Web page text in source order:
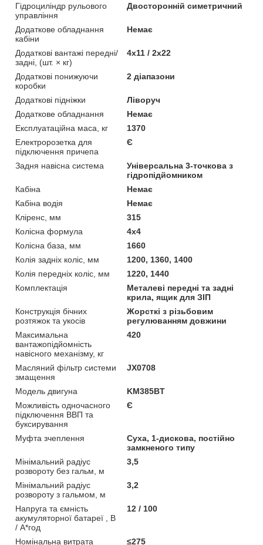
Гідроциліндр рульового
управління
Двосторонній симетричний
Додаткове обладнання
кабіни
Немає
Додаткові вантажі передні/
задні, (шт. × кг)
4х11 / 2х22
Додаткові понижуючи
коробки
2 діапазони
Додаткові підніжки
Ліворуч
Додаткове обладнання
Немає
Експлуатаційна маса, кг
1370
Електророзетка для
підключення причепа
Є
Задня навісна система
Універсальна 3-точкова з
гідропідйомником
Кaбіна
Немає
Кабіна водія
Немає
Кліренс, мм
315
Колісна формула
4х4
Колісна база, мм
1660
Колія задніх коліс, мм
1200, 1360, 1400
Колія передніх коліс, мм
1220, 1440
Комплектація
Металеві передні та задні
крила, ящик для ЗІП
Конструкція бічних
розтяжок та укосів
Жорсткі з різьбовим
регулюванням довжини
Максимальна
вантажопідйомність
навісного механізму, кг
420
Масляний фільтр системи
змащення
JX0708
Модель двигуна
KM385BT
Можливість одночасного
підключення ВВП та
буксирування
Є
Муфта зчеплення
Суха, 1-дискова, постійно
замкненого типу
Мінімальний радіус
розвороту без гальм, м
3,5
Мінімальний радіус
розвороту з гальмом, м
3,2
Напруга та ємність
акумуляторної батареї , В
/ А*год
12 / 100
Номінальна витрата ≤275